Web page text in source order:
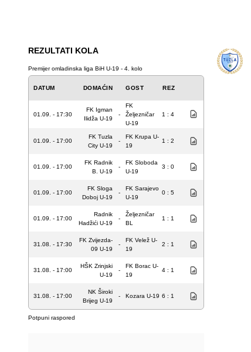
REZULTATI KOLA
Premijer omladinska liga BiH U-19 - 4. kolo
DATUM DOMAĆIN GOST REZ
01.09. - 17:30
FK Igman
Ilidža U-19
-
FK
Željezničar
U-19
1 : 4
01.09. - 17:00
FK Tuzla
City U-19
-
FK Krupa U-
19
1 : 2
01.09. - 17:00
FK Radnik
B. U-19
-
FK Sloboda
U-19
3 : 0
01.09. - 17:00
FK Sloga
Doboj U-19
-
FK Sarajevo
U-19
0 : 5
01.09. - 17:00
Radnik
Hadžići U-19
-
Željezničar
BL
1 : 1
31.08. - 17:30
FK Zvijezda-
09 U-19
-
FK Velež U-
19
2 : 1
31.08. - 17:00
HŠK Zrinjski
U-19
-
FK Borac U-
19
4 : 1
31.08. - 17:00
NK Široki
Brijeg U-19
- Kozara U-19 6 : 1
Potpuni raspored